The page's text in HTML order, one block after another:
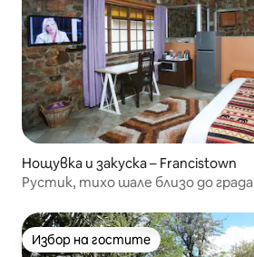
Нощувка и закуска – Francistown
Рустик, тихо шале близо до града
Избор на гостите
Избор на гостите